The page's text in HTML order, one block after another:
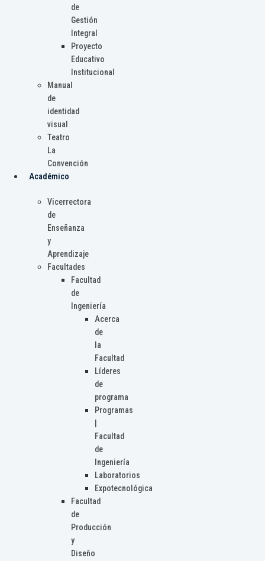
de
Gestión
Integral
Proyecto
Educativo
Institucional
Manual
de
identidad
visual
Teatro
La
Convención
Académico
Vicerrectora
de
Enseñanza
y
Aprendizaje
Facultades
Facultad
de
Ingeniería
Acerca
de
la
Facultad
Líderes
de
programa
Programas
Facultad
de
Ingeniería
Laboratorios
Expotecnológica
Facultad
de
Producción
y
Diseño